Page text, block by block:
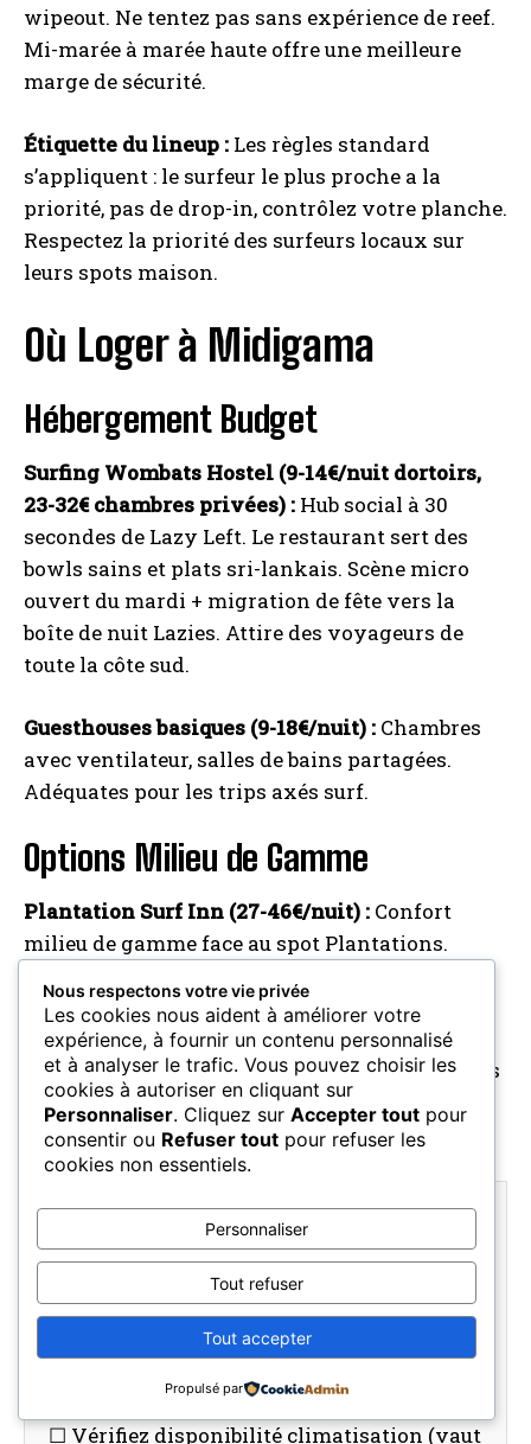
wipeout. Ne tentez pas sans expérience de reef.
Mi-marée à marée haute offre une meilleure
marge de sécurité.
Étiquette du lineup : Les règles standard
s’appliquent : le surfeur le plus proche a la
priorité, pas de drop-in, contrôlez votre planche.
Respectez la priorité des surfeurs locaux sur
leurs spots maison.
Où Loger à Midigama
Hébergement Budget
Surfing Wombats Hostel (9-14€/nuit dortoirs,
23-32€ chambres privées) : Hub social à 30
secondes de Lazy Left. Le restaurant sert des
bowls sains et plats sri-lankais. Scène micro
ouvert du mardi + migration de fête vers la
boîte de nuit Lazies. Attire des voyageurs de
toute la côte sud.
Guesthouses basiques (9-18€/nuit) : Chambres
avec ventilateur, salles de bains partagées.
Adéquates pour les trips axés surf.
Options Milieu de Gamme
Plantation Surf Inn (27-46€/nuit) : Confort
milieu de gamme face au spot Plantations.
chaude, WiFi. Plus calme que la scène auberge.
Cozy Cocos (23-37€/nuit) :Chambres spacieuses
surplombant le spot Coconuts. Bon WiFi, eau
chaude, vues sur l’océan.
Comment Choisir un Hébergement à
Midigama
☐ Vérifiez la proximité des spots cibles
(tous à distance de marche)
(Wombats) vs chambres privées calmes
☐ Vérifiez disponibilité climatisation (vaut
Nous respectons votre vie privée
Les cookies nous aident à améliorer votre
expérience, à fournir un contenu personnalisé
et à analyser le trafic. Vous pouvez choisir les
cookies à autoriser en cliquant sur
Personnaliser. Cliquez sur Accepter tout pour
consentir ou Refuser tout pour refuser les
cookies non essentiels.
Personnaliser
Tout refuser
Tout accepter
Propulsé par